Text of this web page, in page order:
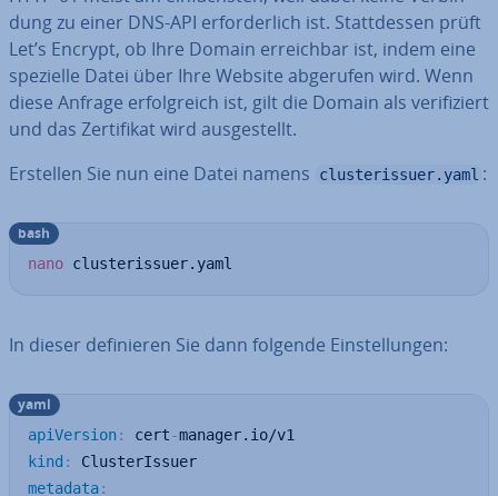
dung zu einer DNS-API er­for­der­lich ist. Statt­des­sen prüft
Let’s Encrypt, ob Ihre Domain er­reich­bar ist, indem eine
spezielle Datei über Ihre Website abgerufen wird. Wenn
diese Anfrage er­folg­reich ist, gilt die Domain als ve­ri­fi­ziert
und das Zer­ti­fi­kat wird aus­ge­stellt.
Erstellen Sie nun eine Datei namens
clusterissuer.yaml :
nano clusterissuer.yaml
bash
In dieser de­fi­nie­ren Sie dann folgende Ein­stel­lun­gen:
apiVersion: cert-
kind :
metadata:
yaml